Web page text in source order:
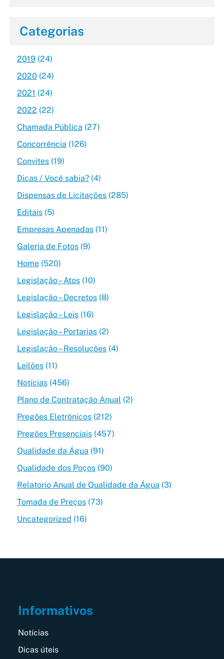
Categorias
2019(24)
2020 (24)
2021 (24)
2022 (22)
Chamada Pública (27)
Concorrência (126)
Convites(19)
Dicas / Você sabia?(4)
Dispensas de Licitações(285)
Editais(5)
Empresas Apenadas(11)
Galeria de Fotos(9)
Home(520)
Legislação – Atos(10)
Legislação – Decretos(8)
Legislação – Leis(16)
Legislação – Portarias(2)
Legislação – Resoluções(4)
Leilões(11)
Notícias(456)
Plano de Contratação Anual (2)
Pregões Eletrônicos(212)
Pregões Presenciais(457)
Qualidade da Água (91)
Qualidade dos Poços(90)
Relatorio Anual de Qualidade da Água (3)
Tomada de Preços(73)
Uncategorized (16)
Informativos
Notícias
Dicas úteis